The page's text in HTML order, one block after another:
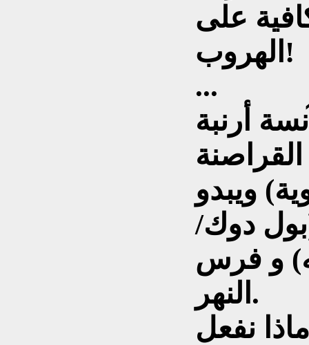
على
الهروب!
...
أرنبة
ويبدو
دوك/
و فرس
النهر.
نفعل